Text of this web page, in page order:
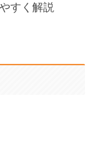
すく解説